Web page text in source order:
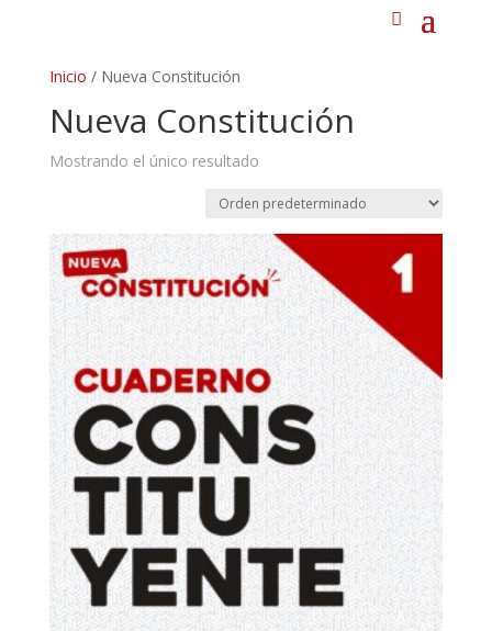
Inicio / Nueva Constitución
Nueva Constitución
Mostrando el único resultado